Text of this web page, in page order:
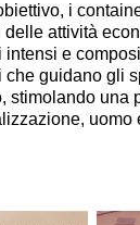
i
attività
intensi e
guidano gli
stimolando una
uomo